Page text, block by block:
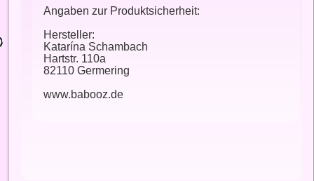
Angaben zur Produktsicherheit:
Hersteller:
Katarína Schambach
Hartstr. 110a
82110 Germering
www.babooz.de